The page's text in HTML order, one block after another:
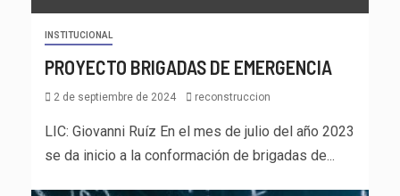
INSTITUCIONAL
PROYECTO BRIGADAS DE EMERGENCIA
2 de septiembre de 2024 reconstruccion
LIC: Giovanni Ruíz En el mes de julio del año 2023
se da inicio a la conformación de brigadas de...